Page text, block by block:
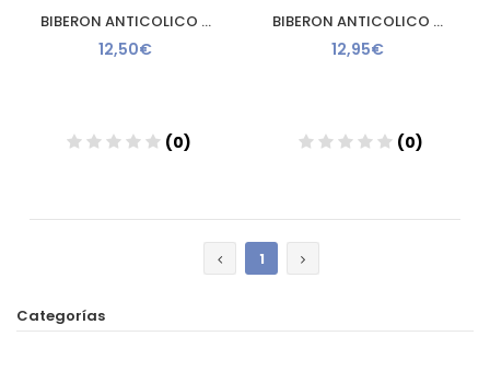
BIBERON ANTICOLICO MAM ANTICOLIC EASY START 260 ML MARFIL
12,50€
(0)
BIBERON ANTICOLICO MAM ANTICOLIC EASY START 320 ML MARFIL
12,95€
(0)
1
Categorías